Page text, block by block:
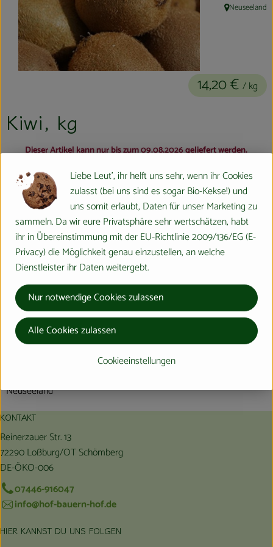
Kühltheke
Aktionen & Neues
Naturkost
Haushaltswaren
Hofladen
Über uns
Aktuelles
Veranstaltungen
Kiwi, kg
14,20 € / kg
, Herkunft:
Neuseeland
Dieser Artikel kann nur bis zum 09.08.2026 geliefert werden.
Dieser Artikel wird genau eingewogen.
Info Herkunft
Info
Produktinformationen
Neuseeland
KONTAKT
Reinerzauer Str. 13
72290 Loßburg/OT Schömberg
DE-ÖKO-006
07446-916047
info@hof-bauern-hof.de
HIER KANNST DU UNS FOLGEN
Liebe Leut', ihr helft uns sehr, wenn ihr Cookies
zulasst (bei uns sind es sogar Bio-Kekse!) und
uns somit erlaubt, Daten für unser Marketing zu
sammeln. Da wir eure Privatsphäre sehr wertschätzen, habt
ihr in Übereinstimmung mit der EU-Richtlinie 2009/136/EG (E-
Privacy) die Möglichkeit genau einzustellen, an welche
Dienstleister ihr Daten weitergebt.
Cookieeinstellungen
Nur notwendige Cookies zulassen
Alle Cookies zulassen